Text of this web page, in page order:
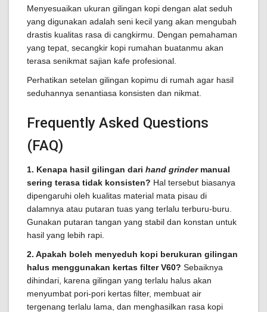
Menyesuaikan ukuran gilingan kopi dengan alat seduh
yang digunakan adalah seni kecil yang akan mengubah
drastis kualitas rasa di cangkirmu. Dengan pemahaman
yang tepat, secangkir kopi rumahan buatanmu akan
terasa senikmat sajian kafe profesional.
Perhatikan setelan gilingan kopimu di rumah agar hasil
seduhannya senantiasa konsisten dan nikmat.
Frequently Asked Questions
(FAQ)
1. Kenapa hasil gilingan dari hand grindermanual
sering terasa tidak konsisten? Hal tersebut biasanya
dipengaruhi oleh kualitas material mata pisau di
dalamnya atau putaran tuas yang terlalu terburu-buru.
Gunakan putaran tangan yang stabil dan konstan untuk
hasil yang lebih rapi.
2. Apakah boleh menyeduh kopi berukuran gilingan
halus menggunakan kertas filter V60? Sebaiknya
dihindari, karena gilingan yang terlalu halus akan
menyumbat pori-pori kertas filter, membuat air
tergenang terlalu lama, dan menghasilkan rasa kopi